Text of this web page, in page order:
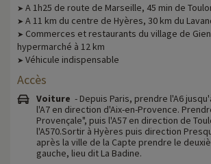
➤ A 1h25 de route de Marseille, 45 min de
➤ A 11 km du centre de Hyères, 30 km du
➤ Commerces et restaurants du village de
hypermarché à 12 km
➤ Véhicule indispensable
Accès
Voiture - Depuis Paris, prendre l'A6
l'A7 en direction d'Aix-en-Provence.
Provençale", puis l'A57 en direction de
l'A570.Sortir à Hyères puis direction
après la ville de la Capte prendre le
gauche, lieu dit La Badine.